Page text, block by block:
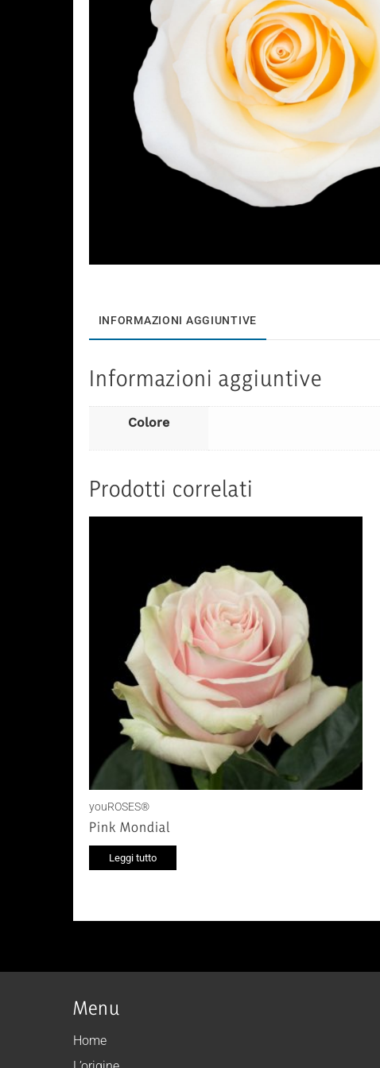
INFORMAZIONI AGGIUNTIVE
Informazioni aggiuntive
Colore
Prodotti correlati
youROSES®
Pink Mondial
Leggi tutto
Menu
Home